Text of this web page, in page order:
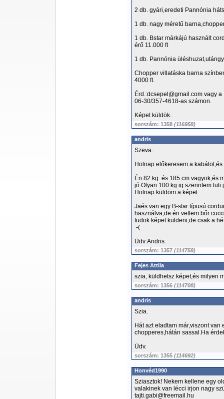
2 db. gyári,eredeti Pannónia
1 db. nagy méretű
1 db. Bstar márkájú használt
érő 11.000 ft
1 db. Pannónia
Chopper villatáska barna
4000 ft.
Érd.:dcsepel@gmail.com vagy a
06-30/357-4618-as számon.
Képet küldök.
sorszám: 1358 (116958)
andris
Szeva.
Holnap előkeresem a
Én 82 kg. és 185 cm vagyok,és
jó.Olyan 100 kg.ig szerintem tuti
Holnap küldöm a képet.
Jaés van egy B-star típusú
használva,de én vettem bőr
tudok képet küldeni,de csak a
:-(
Üdv:Andris.
sorszám: 1357 (114758)
Fejes Attila
szia, küldhetsz képet,és milyen
sorszám: 1356 (114708)
andris
Szia.
Hát azt eladtam már,viszont
chopperes,hátán sassal.Ha
Üdv.
sorszám: 1355 (114692)
Honvéd1990
Sziasztok! Nekem kellene egy
valakinek van lécci irjon nagy
tajti.gabi@freemail.hu